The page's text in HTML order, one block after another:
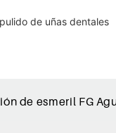
de uñas dentales
de esmeril FG